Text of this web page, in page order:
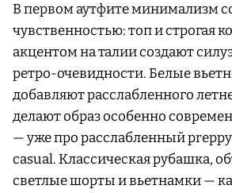
В первом аутфите минимализм
чувственностью: топ и строгая
акцентом на талии создают
ретро-очевидности. Белые
добавляют расслабленного
делают образ особенно
— уже про расслабленный
casual. Классическая рубашка,
светлые шорты и вьетнамки —